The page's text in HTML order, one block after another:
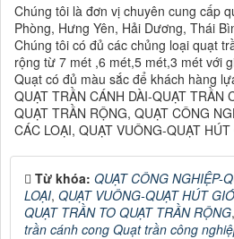
Chúng tôi là đơn vị chuyên cung cấp
Phòng, Hưng Yên, Hải Dương, Thái
Chúng tôi có đủ các chủng loại quạt
rộng từ 7 mét ,6 mét,5 mét,3 mét với
Quạt có đủ màu sắc để khách hàng
QUẠT TRẦN CÁNH DÀI-QUẠT TRẦN
QUẠT TRẦN RỘNG, QUẠT CÔNG
CÁC LOẠI, QUẠT VUÔNG-QUẠT
Từ khóa: QUẠT CÔNG NGHIỆP-
LOẠI, QUẠT VUÔNG-QUẠT HÚT GIÓ
QUẠT TRẦN TO QUẠT TRẦN RỘNG,
trần cánh cong Quạt trần công